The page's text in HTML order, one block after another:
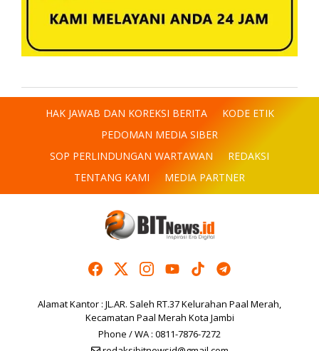
HAK JAWAB DAN KOREKSI BERITA
KODE ETIK
PEDOMAN MEDIA SIBER
SOP PERLINDUNGAN WARTAWAN
REDAKSI
TENTANG KAMI
MEDIA PARTNER
Alamat Kantor : JL.AR. Saleh RT.37 Kelurahan Paal Merah,
Kecamatan Paal Merah Kota Jambi
Phone / WA : 0811-7876-7272